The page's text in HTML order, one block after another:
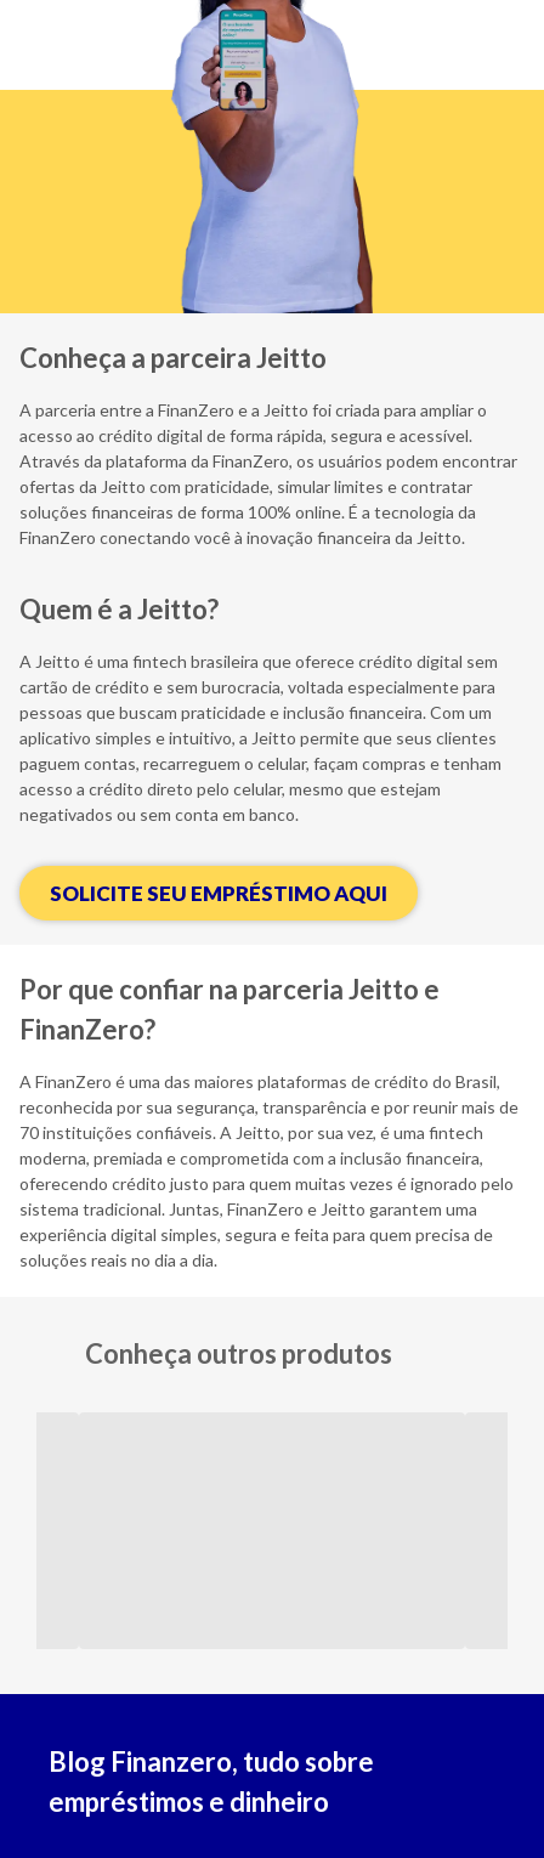
Conheça a parceira Jeitto
A parceria entre a FinanZero e a Jeitto foi criada para ampliar o
acesso ao crédito digital de forma rápida, segura e acessível.
Através da plataforma da FinanZero, os usuários podem encontrar
ofertas da Jeitto com praticidade, simular limites e contratar
soluções financeiras de forma 100% online. É a tecnologia da
FinanZero conectando você à inovação financeira da Jeitto.
Quem é a Jeitto?
A Jeitto é uma fintech brasileira que oferece crédito digital sem
cartão de crédito e sem burocracia, voltada especialmente para
pessoas que buscam praticidade e inclusão financeira. Com um
aplicativo simples e intuitivo, a Jeitto permite que seus clientes
paguem contas, recarreguem o celular, façam compras e tenham
acesso a crédito direto pelo celular, mesmo que estejam
negativados ou sem conta em banco.
SOLICITE SEU EMPRÉSTIMO AQUI
Por que confiar na parceria Jeitto e
FinanZero?
A FinanZero é uma das maiores plataformas de crédito do Brasil,
reconhecida por sua segurança, transparência e por reunir mais de
70 instituições confiáveis. A Jeitto, por sua vez, é uma fintech
moderna, premiada e comprometida com a inclusão financeira,
oferecendo crédito justo para quem muitas vezes é ignorado pelo
sistema tradicional. Juntas, FinanZero e Jeitto garantem uma
experiência digital simples, segura e feita para quem precisa de
soluções reais no dia a dia.
Conheça outros produtos
Empréstimo com Garantia: use seu imóvel ou veículo!
Empréstimo Pessoal Online
Saiba mais
Blog Finanzero, tudo sobre
empréstimos e dinheiro